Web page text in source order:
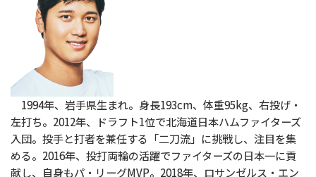
1994年、岩手県生まれ。身長193cm、体重95kg、右投げ・
左打ち。2012年、ドラフト1位で北海道日本ハムファイターズ
入団。投手と打者を兼任する「二刀流」に挑戦し、注目を集
める。2016年、投打両輪の活躍でファイターズの日本一に貢
献し、自身もパ・リーグMVP。2018年、ロサンゼルス・エン